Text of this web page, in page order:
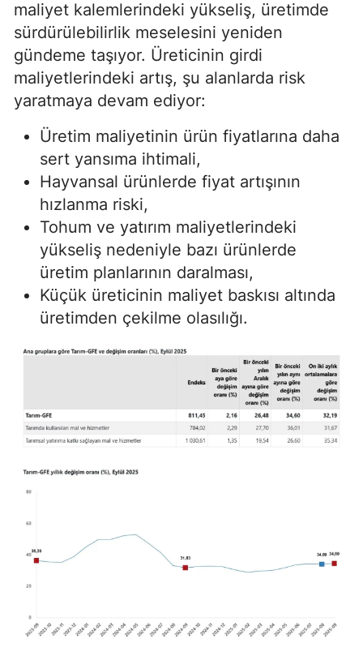
maliyet kalemlerindeki yükseliş, üretimde
sürdürülebilirlik meselesini yeniden
gündeme taşıyor. Üreticinin girdi
maliyetlerindeki artış, şu alanlarda risk
yaratmaya devam ediyor:
Üretim maliyetinin ürün fiyatlarına daha
sert yansıma ihtimali,
Hayvansal ürünlerde fiyat artışının
hızlanma riski,
Tohum ve yatırım maliyetlerindeki
yükseliş nedeniyle bazı ürünlerde
üretim planlarının daralması,
Küçük üreticinin maliyet baskısı altında
üretimden çekilme olasılığı.